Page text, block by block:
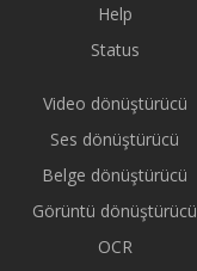
Help
Status
Video dönüştürücü
Ses dönüştürücü
Belge dönüştürücü
Görüntü dönüştürücü
OCR